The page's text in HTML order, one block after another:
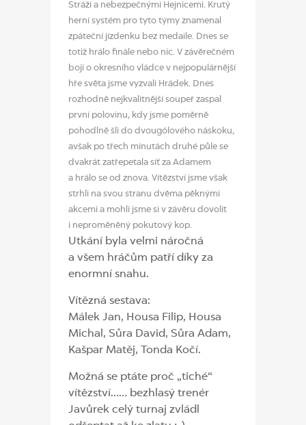
Stráží a nebezpečnými Hejnicemi. Krutý
herní systém pro tyto týmy znamenal
zpáteční jízdenku bez medaile. Dnes se
totiž hrálo finále nebo nic. V závěrečném
boji o okresního vládce v nejpopulárnější
hře světa jsme vyzvali Hrádek. Dnes
rozhodně nejkvalitnější soupeř zaspal
první polovinu, kdy jsme poměrně
pohodlně šli do dvougólového náskoku,
avšak po třech minutách druhé půle se
dvakrát zatřepetala síť za Adamem
a hrálo se od znova. Vítězství jsme však
strhli na svou stranu dvěma pěknými
akcemi a mohli jsme si v závěru dovolit
i neproměněný pokutový kop.
Utkání byla velmi náročná
a všem hráčům patří díky za
enormní snahu.
Vítězná sestava:
Málek Jan, Housa Filip, Housa
Michal, Sůra David, Sůra Adam,
Kašpar Matěj, Tonda Kočí.
Možná se ptáte proč „tiché“
vítězství…… bezhlasý trenér
Javůrek celý turnaj zvládl